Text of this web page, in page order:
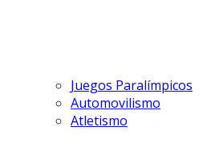
Juegos Paralímpicos
Automovilismo
Atletismo